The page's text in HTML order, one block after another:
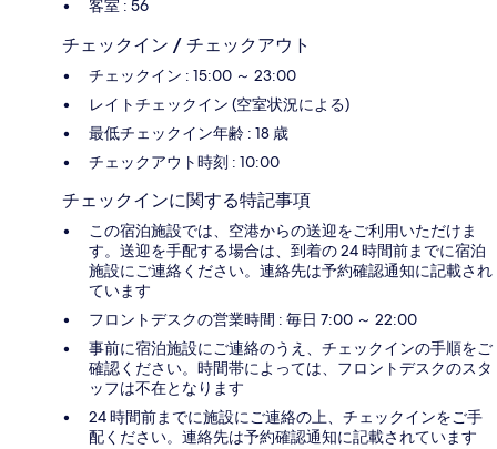
客室 : 56
チェックイン / チェックアウト
チェックイン : 15:00 ～ 23:00
レイトチェックイン (空室状況による)
最低チェックイン年齢 : 18 歳
チェックアウト時刻 : 10:00
チェックインに関する特記事項
この宿泊施設では、空港からの送迎をご利用いただけま
す。送迎を手配する場合は、到着の 24 時間前までに宿泊
施設にご連絡ください。連絡先は予約確認通知に記載され
ています
フロントデスクの営業時間 : 毎日 7:00 ～ 22:00
事前に宿泊施設にご連絡のうえ、チェックインの手順をご
確認ください。時間帯によっては、フロントデスクのスタ
ッフは不在となります
24 時間前までに施設にご連絡の上、チェックインをご手
配ください。連絡先は予約確認通知に記載されています